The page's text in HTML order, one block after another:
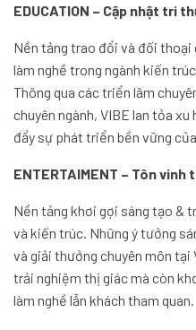
EDUCATION – Cập nhật tri
Nền tảng trao đổi và đối thoại
làm nghề trong ngành kiến
Thông qua các triển lãm
chuyên ngành, VIBE lan tỏa
đẩy sự phát triển bền vững
ENTERTAIMENT – Tôn
Nền tảng khơi gợi sáng tạo &
và kiến trúc. Những ý tưởng
và giải thưởng chuyên môn tại
trải nghiệm thị giác mà còn
làm nghề lẫn khách tham quan.